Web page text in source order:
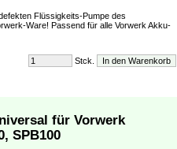
Flüssigkeits-Pumpe des
Ware! Passend für alle Vorwerk Akku-
Stck.
für Vorwerk
SPB100